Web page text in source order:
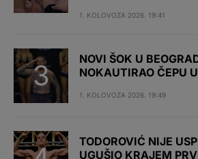
1. KOLOVOZA 2026. 19:41
NOVI ŠOK U
NOKAUTIRAO ČEPU
1. KOLOVOZA 2026. 19:49
TODOROVIĆ NIJE
UGUŠIO KRAJEM